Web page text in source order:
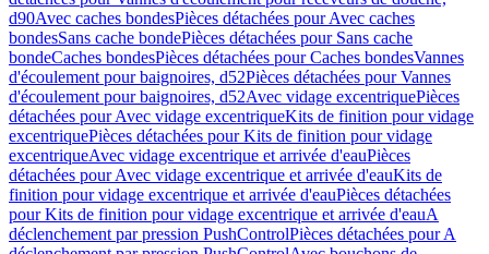
d90Avec caches bondesPièces détachées pour Avec caches
bondesSans cache bondePièces détachées pour Sans cache
bondeCaches bondesPièces détachées pour Caches bondesVannes
d'écoulement pour baignoires, d52Pièces détachées pour Vannes
d'écoulement pour baignoires, d52Avec vidage excentriquePièces
détachées pour Avec vidage excentriqueKits de finition pour vidage
excentriquePièces détachées pour Kits de finition pour vidage
excentriqueAvec vidage excentrique et arrivée d'eauPièces
détachées pour Avec vidage excentrique et arrivée d'eauKits de
finition pour vidage excentrique et arrivée d'eauPièces détachées
pour Kits de finition pour vidage excentrique et arrivée d'eauA
déclenchement par pression PushControlPièces détachées pour A